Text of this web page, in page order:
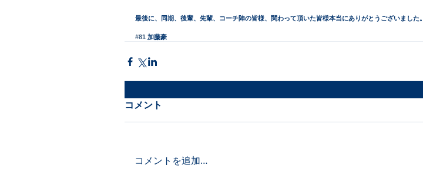
最後に、同期、後輩、先輩、コーチ陣の皆様、関わって頂いた皆様本当にありがとうございました。
#81 加藤豪
コメント
コメントを追加…